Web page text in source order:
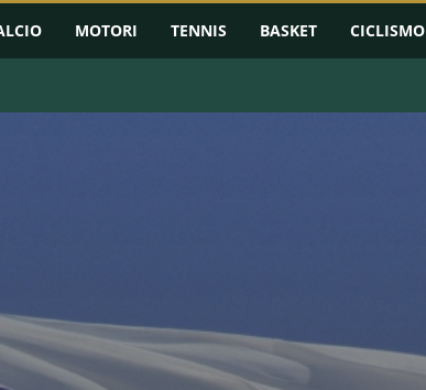
MOTORI TENNIS BASKET CICLISMO